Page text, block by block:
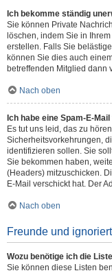
Ich bekomme ständig
Sie können Private
löschen, indem Sie in
erstellen. Falls Sie
können Sie dies auch
betreffenden Mitglied dann
Nach oben
Ich habe eine Spam-E-
Es tut uns leid, das zu
Sicherheitsvorkehrungen,
identifizieren sollen. Sie
Sie bekommen haben,
(Headers) mitzuschicken.
E-Mail verschickt hat. Der
Nach oben
Freunde und
Wozu benötige ich die
Sie können diese Listen